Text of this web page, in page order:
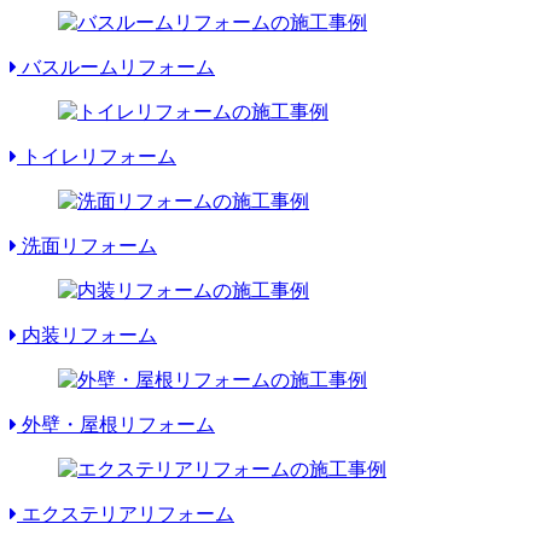
バスルームリフォーム
トイレリフォーム
洗面リフォーム
内装リフォーム
外壁・屋根リフォーム
エクステリアリフォーム